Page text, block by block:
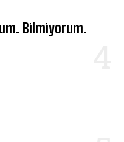
Bilmiyorum.